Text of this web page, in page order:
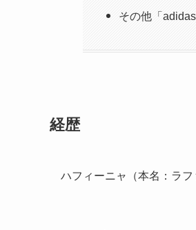
その他「
経歴
ハフィーニャ（本名：ラ